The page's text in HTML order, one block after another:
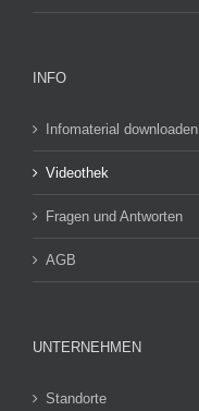
INFO
Infomaterial downloaden
Videothek
Fragen und Antworten
AGB
UNTERNEHMEN
Standorte